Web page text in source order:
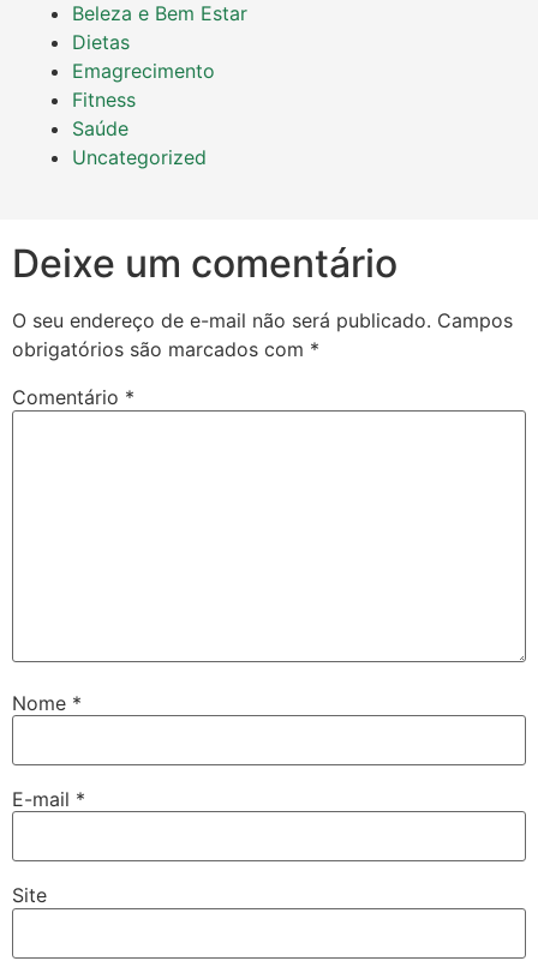
Beleza e Bem Estar
Dietas
Emagrecimento
Fitness
Saúde
Uncategorized
Deixe um comentário
O seu endereço de e-mail não será publicado. Campos
obrigatórios são marcados com *
Comentário *
Nome *
E-mail *
Site